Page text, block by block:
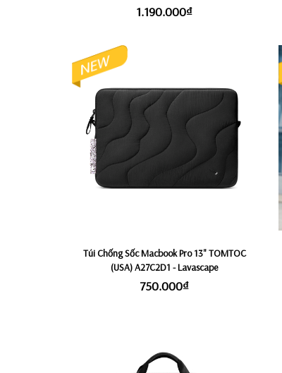
1.190.000₫
Túi Chống Sốc Macbook Pro 13" TOMTOC
(USA) A27C2D1 - Lavascape
750.000₫